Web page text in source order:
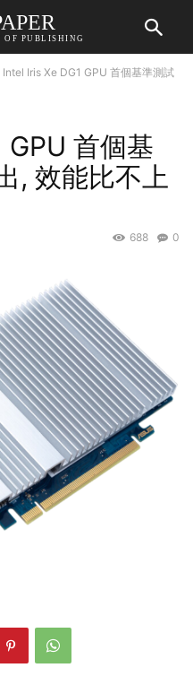
OF PUBLISHING
Intel Iris Xe DG1 GPU 首個基準測試
首個基
, 效能比不上
0
688